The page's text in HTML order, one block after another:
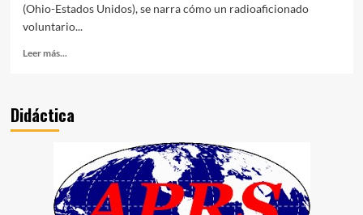
(Ohio-Estados Unidos), se narra cómo un radioaficionado
voluntario...
Leer más...
Didáctica